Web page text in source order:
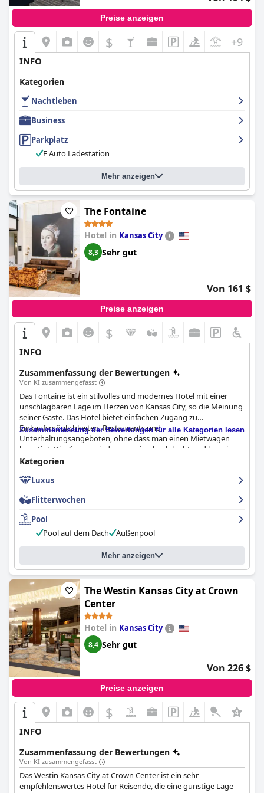
Preise anzeigen
$ +9
INFO
Kategorien
Nachtleben
Business
Parkplatz
E Auto Ladestation
Mehr anzeigen
The Fontaine
Hotel in Kansas City
8,3 Sehr gut
Von 161 $
Preise anzeigen
$
INFO
Zusammenfassung der Bewertungen
Von KI zusammengefasst
Das Fontaine ist ein stilvolles und modernes Hotel mit einer
unschlagbaren Lage im Herzen von Kansas City, so die Meinung
seiner Gäste. Das Hotel bietet einfachen Zugang zu
Einkaufsmöglichkeiten, Restaurants und
Unterhaltungsangeboten, ohne dass man einen Mietwagen
benötigt. Die Zimmer sind geräumig, durchdacht und luxuriös
eingerichtet und verfügen über beeindruckende Badezimmer
mit großen begehbaren Duschen. Das Personal ist freundlich,
zuvorkommend und hilfsbereit und gibt den Gästen das Gefühl,
Frühstück im europäischen Stil, insbesondere das vom
freundlichen Chefkoch zubereitete Omelett, während andere es
als teuer und unübersichtlich empfanden. Der Pool und die Bar
auf der Dachterrasse sind zwar atemberaubend und bieten
einen fantastischen Blick auf die Stadt, aber einige Gäste
empfanden sie als klein und manchmal überfüllt. Schließlich wird
das Hotel von den meisten Gästen als sauber, gemütlich und
wunderschön eingerichtet beschrieben, ein luxuriöses Erlebnis,
das den Preis wert ist.
Zusammenfassung der Bewertungen für alle Kategorien lesen
Kategorien
Luxus
Flitterwochen
Pool
Pool auf dem Dach
Außenpool
Mehr anzeigen
The Westin Kansas City at Crown
Center
Hotel in Kansas City
8,4 Sehr gut
Von 226 $
Preise anzeigen
$
INFO
Zusammenfassung der Bewertungen
Von KI zusammengefasst
Das Westin Kansas City at Crown Center ist ein sehr
empfehlenswertes Hotel für Reisende, die eine günstige Lage